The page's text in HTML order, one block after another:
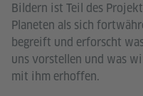
Bildern ist Teil des
Planeten als sich
begreift und erforscht
uns vorstellen und was
mit ihm erhoffen.